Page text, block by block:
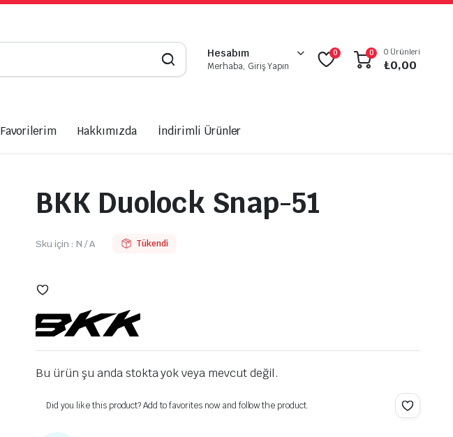
Hesabım
Merhaba, Giriş Yapın
0 0 0 Ürünleri
₺0,00
Favorilerim Hakkımızda İndirimli Ürünler
BKK Duolock Snap-51
Sku için : N / A Tükendi
Bu ürün şu anda stokta yok veya mevcut değil.
Did you like this product? Add to favorites now and follow the product.